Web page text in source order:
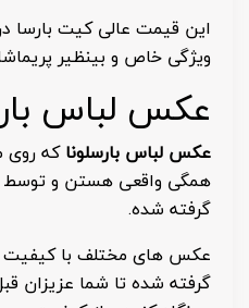
این قیمت عالی کیت بارسا
ویژگی خاص و بینظیر
عکس لباس
عکس لباس بارسلوناکه
همگی واقعی هستن و توسط
گرفته شده.
عکس های مختلف با کیفیت
گرفته شده تا شما عزیزان